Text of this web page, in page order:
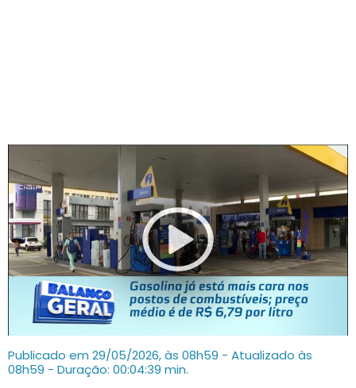
Publicado em 29/05/2026, às 08h59 - Atualizado às
08h59 - Duração: 00:04:39 min.